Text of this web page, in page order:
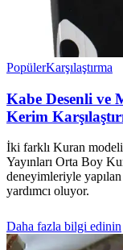
PopülerKarşılaştırma
Kabe Desenli ve
Kerim
İki farklı Kuran
Yayınları Orta Boy
deneyimleriyle yapılan
yardımcı oluyor.
Daha fazla bilgi edinin